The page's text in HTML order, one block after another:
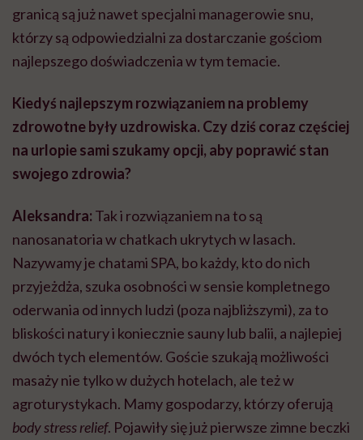
granicą są już nawet specjalni managerowie snu,
którzy są odpowiedzialni za dostarczanie gościom
najlepszego doświadczenia w tym temacie.
Kiedyś najlepszym rozwiązaniem na problemy
zdrowotne były uzdrowiska. Czy dziś coraz częściej
na urlopie sami szukamy opcji, aby poprawić stan
swojego zdrowia?
Aleksandra: Tak i rozwiązaniem na to są
nanosanatoria w chatkach ukrytych w lasach.
Nazywamy je chatami SPA, bo każdy, kto do nich
przyjeżdża, szuka osobności w sensie kompletnego
oderwania od innych ludzi (poza najbliższymi), za to
bliskości natury i koniecznie sauny lub balii, a najlepiej
dwóch tych elementów. Goście szukają możliwości
masaży nie tylko w dużych hotelach, ale też w
agroturystykach. Mamy gospodarzy, którzy oferują
body stress relief. Pojawiły się już pierwsze zimne beczki